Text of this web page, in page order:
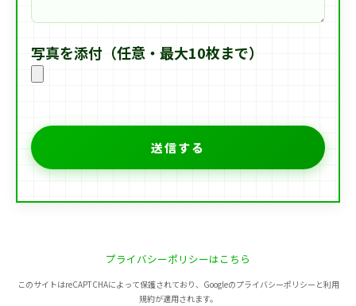
写真を添付（任意・最大10枚まで）
プライバシーポリシーはこちら
このサイトはreCAPTCHAによって保護されており、Googleのプライバシーポリシーと利用
規約が適用されます。